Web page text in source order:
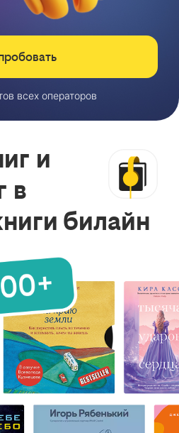
всех операторов
и
в
билайн